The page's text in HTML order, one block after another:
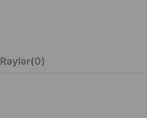
Rəylər(0)